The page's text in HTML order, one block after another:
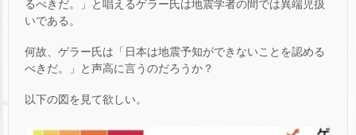
るべきだ。」と唱えるゲラー氏は地震学者の間では異端児扱
いである。
何故、ゲラー氏は「日本は地震予知ができないことを認める
べきだ。」と声高に言うのだろうか？
以下の図を見て欲しい。